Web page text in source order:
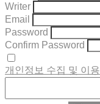
Writer
Email
Password
Confirm Password
개인정보 수집 및 이용